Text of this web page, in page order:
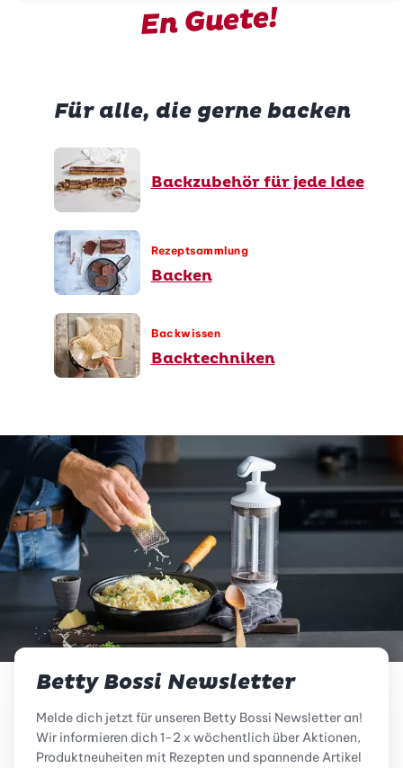
En Guete!
Für alle, die gerne backen
Backzubehör für jede Idee
Rezeptsammlung
Backen
Backwissen
Backtechniken
Betty Bossi Newsletter
Melde dich jetzt für unseren Betty Bossi Newsletter an!
Wir informieren dich 1-2 x wöchentlich über Aktionen,
Produktneuheiten mit Rezepten und spannende Artikel